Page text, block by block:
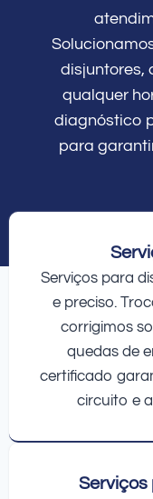
disjuntores,
qualquer
diagnóstico
para
Serviços para
e preciso.
corrigimos
quedas de
certificado
circuito e
Serviços